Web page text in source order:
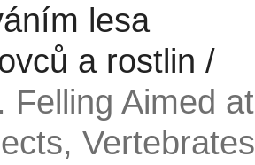
lesa
a rostlin /
Felling Aimed at
Vertebrates